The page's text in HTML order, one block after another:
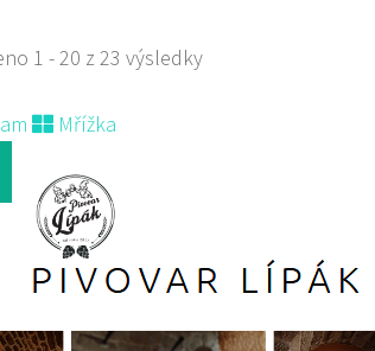
1 - 20 z 23 výsledky
Mřížka